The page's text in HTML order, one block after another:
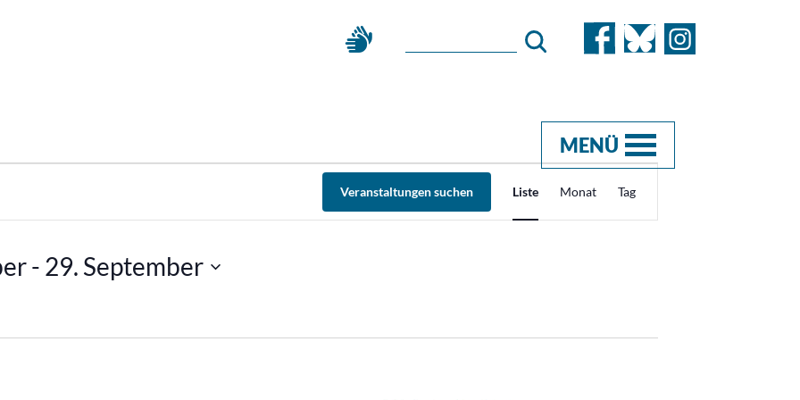
MENÜ
Veranstaltungen suchen
Veranstaltung
Ansichten-
Navigation
Liste Monat Tag
- 29. September